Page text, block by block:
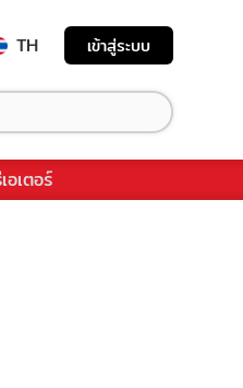
TH เข้าสู่ระบบ
อเตอร์